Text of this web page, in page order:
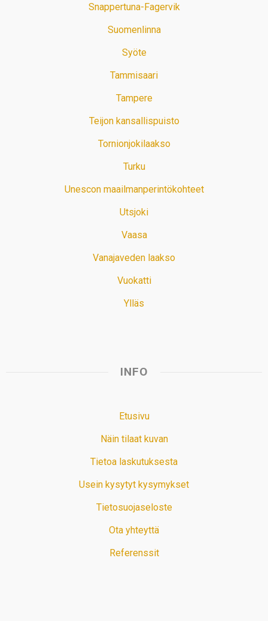
Snappertuna-Fagervik
Suomenlinna
Syöte
Tammisaari
Tampere
Teijon kansallispuisto
Tornionjokilaakso
Turku
Unescon maailmanperintökohteet
Utsjoki
Vaasa
Vanajaveden laakso
Vuokatti
Ylläs
INFO
Etusivu
Näin tilaat kuvan
Tietoa laskutuksesta
Usein kysytyt kysymykset
Tietosuojaseloste
Ota yhteyttä
Referenssit